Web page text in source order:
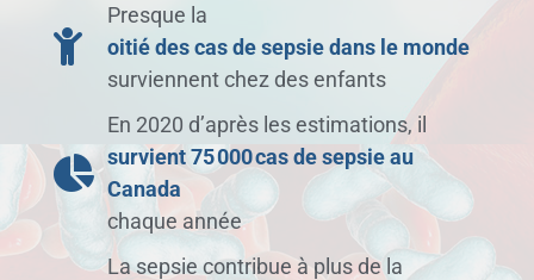
Presque la
oitié des cas de sepsie dans le monde
surviennent chez des enfants
En 2020 d’après les estimations, il
survient 75 000 cas de sepsie au
Canada
chaque année
La sepsie contribue à plus de la